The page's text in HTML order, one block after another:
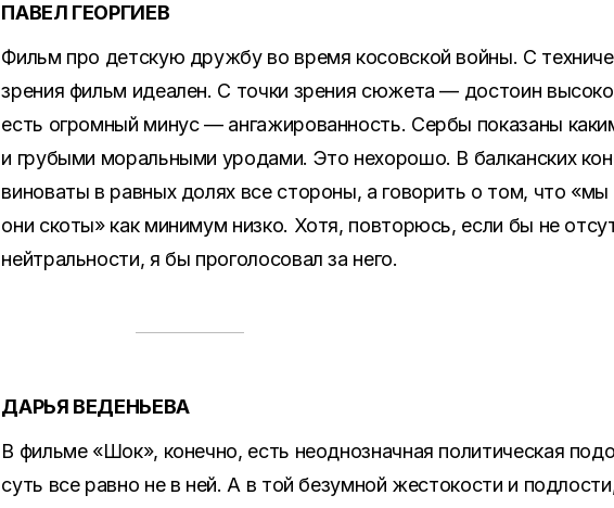
ПАВЕЛ ГЕОРГИЕВ
Фильм про детскую дружбу во время косовской войны. С
зрения фильм идеален. С точки зрения сюжета — достоин
есть огромный минус — ангажированность. Сербы показаны
и грубыми моральными уродами. Это нехорошо. В балканских
виноваты в равных долях все стороны, а говорить о том, что
они скоты» как минимум низко. Хотя, повторюсь, если бы не
нейтральности, я бы проголосовал за него.
ДАРЬЯ ВЕДЕНЬЕВА
В фильме «Шок», конечно, есть неоднозначная политическая
суть все равно не в ней. А в той безумной жестокости и